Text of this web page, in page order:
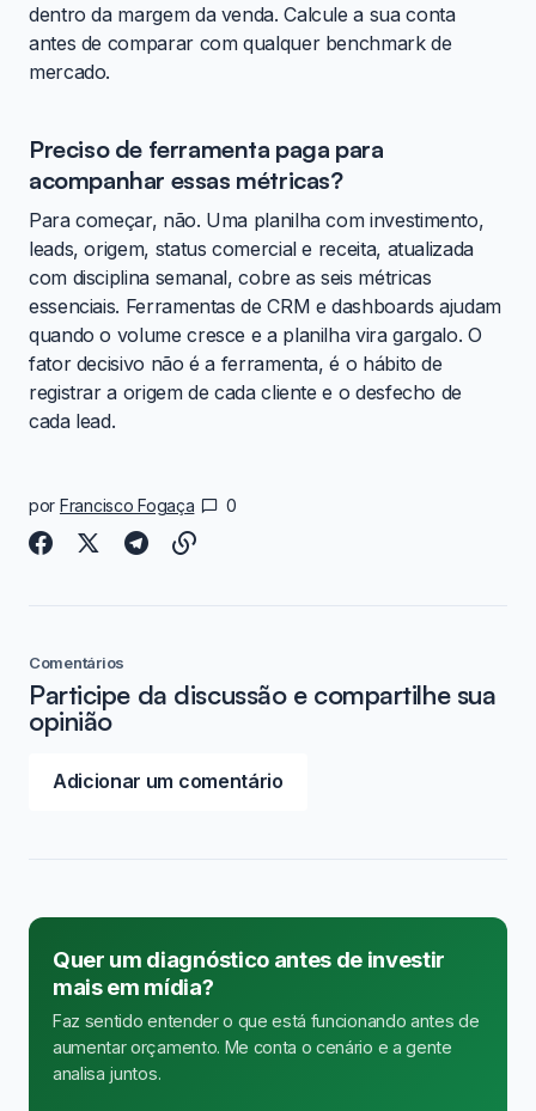
dentro da margem da venda. Calcule a sua conta
antes de comparar com qualquer benchmark de
mercado.
Preciso de ferramenta paga para
acompanhar essas métricas?
Para começar, não. Uma planilha com investimento,
leads, origem, status comercial e receita, atualizada
com disciplina semanal, cobre as seis métricas
essenciais. Ferramentas de CRM e dashboards ajudam
quando o volume cresce e a planilha vira gargalo. O
fator decisivo não é a ferramenta, é o hábito de
registrar a origem de cada cliente e o desfecho de
cada lead.
por Francisco Fogaça 0
Comentários
Participe da discussão e compartilhe sua
opinião
Adicionar um comentário
Quer um diagnóstico antes de investir
mais em mídia?
Faz sentido entender o que está funcionando antes de
aumentar orçamento. Me conta o cenário e a gente
analisa juntos.